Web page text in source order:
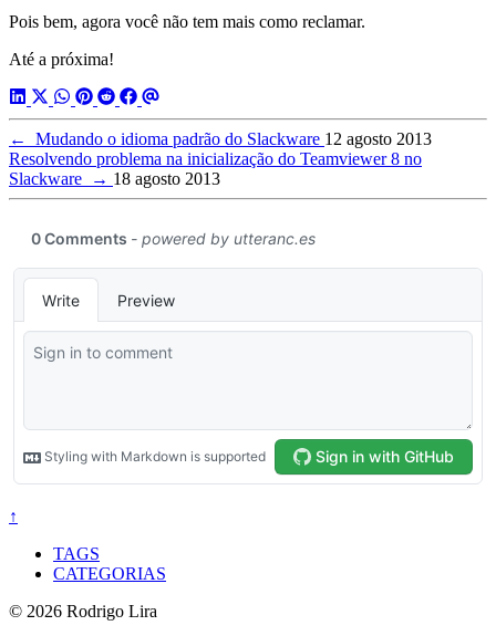
Pois bem, agora você não tem mais como reclamar.
Até a próxima!
← Mudando o idioma padrão do Slackware 12 agosto 2013
Resolvendo problema na inicialização do Teamviewer 8 no
Slackware
→ 18 agosto 2013
↑
TAGS
CATEGORIAS
© 2026 Rodrigo Lira